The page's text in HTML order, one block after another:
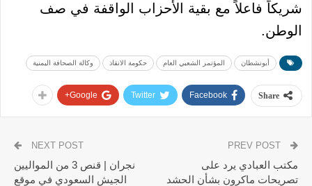
شريكاً فاعلاً مع بقية الأحزاب الواقفة في صف
الوطن.
أبونشطان المؤتمر الشعبي العام حكومة الانقاذ وكالة الصحافة اليمنية
Share
Facebook
Twitter
Google+
مكتب العبادي يرد على
تصريحات ماكرون بشأن الحشد
NEXT POST
نجران | قنص 3 من المواليين
الجيش السعودي في موقع